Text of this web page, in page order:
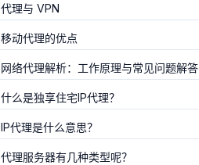
代理与 VPN
移动代理的优点
网络代理解析：工作原理与常见问题解答
什么是独享住宅IP代理？
IP代理是什么意思？
代理服务器有几种类型呢？